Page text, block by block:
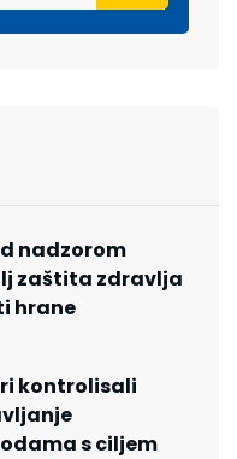
nadzorom
zaštita zdravlja
hrane
kontrolisali
s ciljem